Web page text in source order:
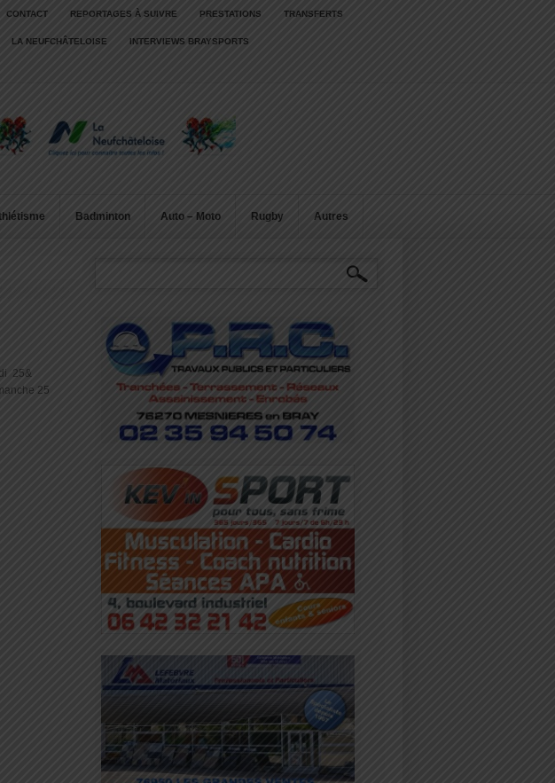
CONTACT REPORTAGES À SUIVRE PRESTATIONS TRANSFERTS
LA NEUFCHÂTELOISE INTERVIEWS BRAYSPORTS
Badminton Auto – Moto Rugby Autres
25&
25